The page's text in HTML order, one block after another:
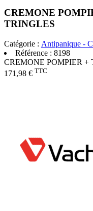
CREMONE
TRINGLES
Catégorie : Antipanique -
Référence : 8198
CREMONE POMPIER
171,98 € TTC